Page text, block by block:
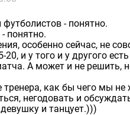
футболистов - понятно.
понятно.
особенно сейчас, не
20, и у того и у другого
А может и не решить,
тренера, как бы чего мы
негодовать и
и танцует.)))